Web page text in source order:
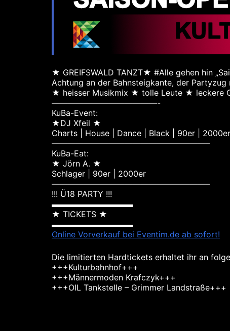
★ GREIFSWALD TANZT★ #Alle gehen hin
Achtung an der Bahnsteigkante, der Partyzug
★ heisser Musikmix ★ tolle Leute ★ leckere
—————————————-
KuBa-Event:
★DJ Xfeil ★
Charts | House | Dance | Black | 90er | 2000er
———————————————————–
KuBa-Eat:
★ Jörn A. ★
Schlager | 90er | 2000er
———————————————————–
!!! Ü18 PARTY !!!
▬▬▬▬▬▬▬▬▬▬
★ TICKETS ★
▬▬▬▬▬▬▬▬▬▬
Online Vorverkauf bei Eventim.de ab sofort!
Die limitierten Hardtickets erhaltet ihr an
+++Kulturbahnhof+++
+++Männermoden Krafczyk+++
+++OIL Tankstelle – Grimmer Landstraße+++